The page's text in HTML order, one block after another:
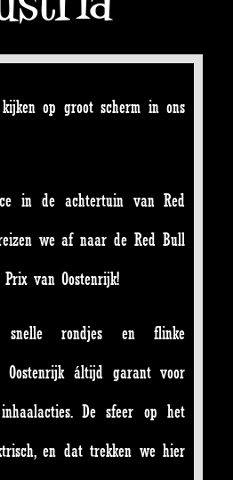
op groot scherm in ons
in de achtertuin van Red
we af naar de Red Bull
van Oostenrijk!
rondjes en flinke
Oostenrijk áltijd garant voor
De sfeer op het
en dat trekken we hier